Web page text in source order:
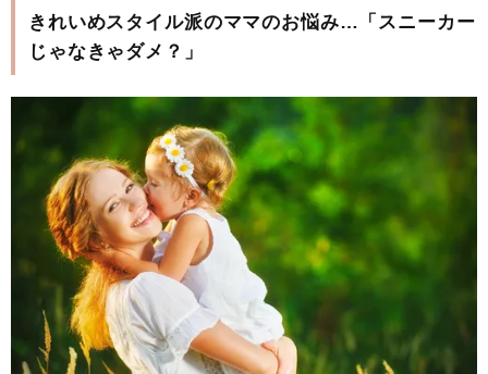
きれいめスタイル派のママのお悩み…「スニーカー
じゃなきゃダメ？」